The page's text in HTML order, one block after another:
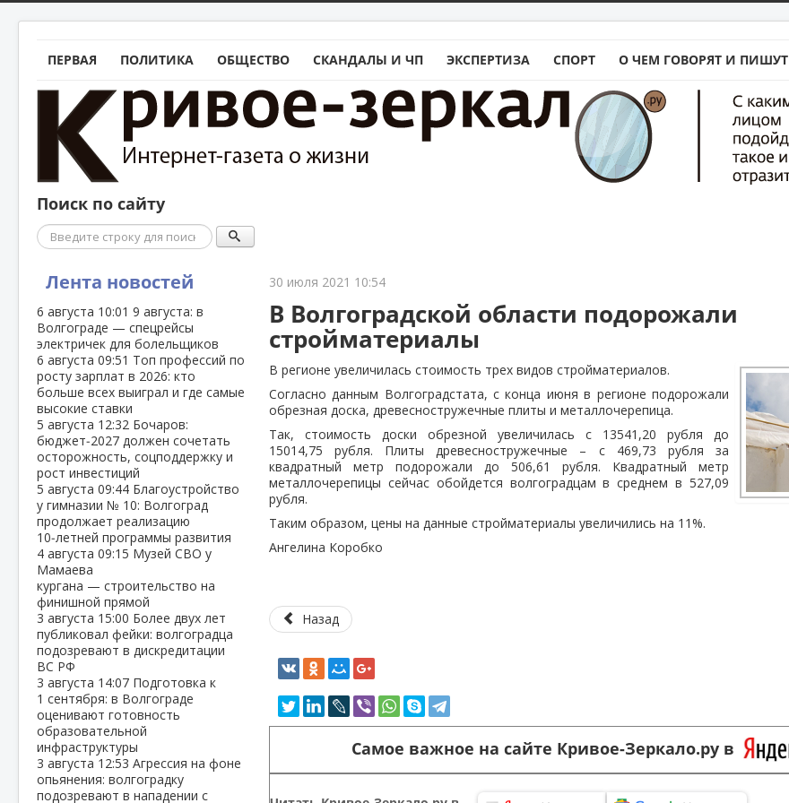
ПЕРВАЯ ПОЛИТИКА ОБЩЕСТВО СКАНДАЛЫ И ЧП ЭКСПЕРТИЗА СПОРТ О ЧЕМ ГОВОРЯТ И ПИШУТ
Поиск по сайту
Поиск
Лента новостей
6 августа 10:01 9 августа: в
Волгограде — спецрейсы
электричек для болельщиков
6 августа 09:51 Топ профессий по
росту зарплат в 2026: кто
больше всех выиграл и где самые
высокие ставки
5 августа 12:32 Бочаров:
бюджет‑2027 должен сочетать
осторожность, соцподдержку и
рост инвестиций
5 августа 09:44 Благоустройство
у гимназии № 10: Волгоград
продолжает реализацию
10‑летней программы развития
4 августа 09:15 Музей СВО у
Мамаева
кургана — строительство на
финишной прямой
3 августа 15:00 Более двух лет
публиковал фейки: волгоградца
подозревают в дискредитации
ВС РФ
3 августа 14:07 Подготовка к
1 сентября: в Волгограде
оценивают готовность
образовательной
инфраструктуры
3 августа 12:53 Агрессия на фоне
опьянения: волгоградку
подозревают в нападении с
30 июля 2021 10:54
В Волгоградской области подорожали
стройматериалы
В регионе увеличилась стоимость трех видов стройматериалов.
Согласно данным Волгоградстата, с конца июня в регионе подорожали
обрезная доска, древесностружечные плиты и металлочерепица.
Так, стоимость доски обрезной увеличилась с 13541,20 рубля до
15014,75 рубля. Плиты древесностружечные – с 469,73 рубля за
квадратный метр подорожали до 506,61 рубля. Квадратный метр
металлочерепицы сейчас обойдется волгоградцам в среднем в 527,09
рубля.
Таким образом, цены на данные стройматериалы увеличились на 11%.
Ангелина Коробко
Назад
Самое важное на сайте Кривое-Зеркало.ру в